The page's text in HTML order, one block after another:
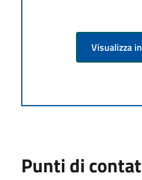
Visualizza
Punti di